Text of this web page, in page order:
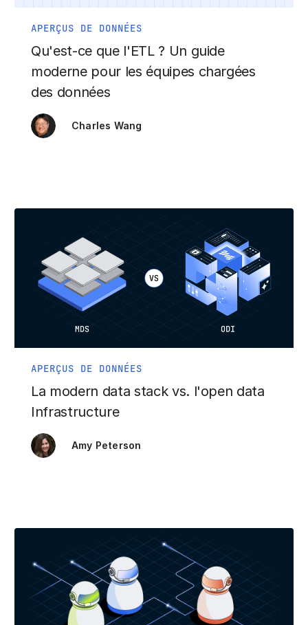
APERÇUS DE DONNÉES
Qu'est-ce que l'ETL ? Un guide
moderne pour les équipes chargées
des données
Charles Wang
APERÇUS DE DONNÉES
La modern data stack vs. l'open data
Infrastructure
Amy Peterson